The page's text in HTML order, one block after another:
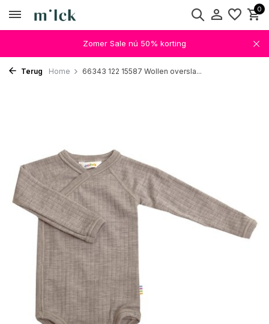
0
Zomer Sale nú 50% korting
Terug Home 66343 122 15587 Wollen oversla...